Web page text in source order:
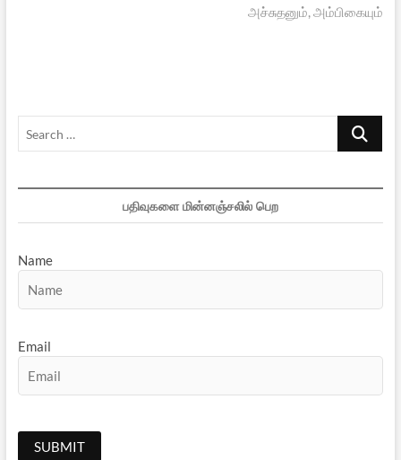
post:
அச்சுதனும், அம்பிகையும்
Search
பதிவுகளை மின்னஞ்சலில் பெற
Name
Email